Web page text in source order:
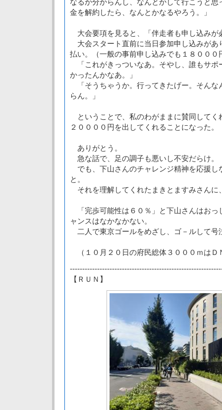
なるか分からんし、なんとかして行こうと
金を解約したら、なんとかなるやろう。」
大会要項を見ると、「伴走者も申し込みが
大会スタート直前に当日参加申し込みがあ
払い。（一般の事前申し込みでも１８０００
「これがきっついなあ。そやし、誰もサポ
かったんかなあ。」
「そうちゃうか。行ってきたげー。そんな
らん。」
ということで、私のわがままに賛同してく
２００００円を出してくれることになった。
ありがとう。
急な話で、足の調子も悪いし不安だらけ。
でも、下山さんのチャレンジ精神を応援し
と。
それを理解してくれたまきとますみさんに
「完歩可能性は６０％」と下山さんはおっ
ャンスはなかなかない。
二人で東京ゴールをめざし、ゴ－ルして号
（１０月２０日の府民総体３０００ｍはＤ
【ＲＵＮ】